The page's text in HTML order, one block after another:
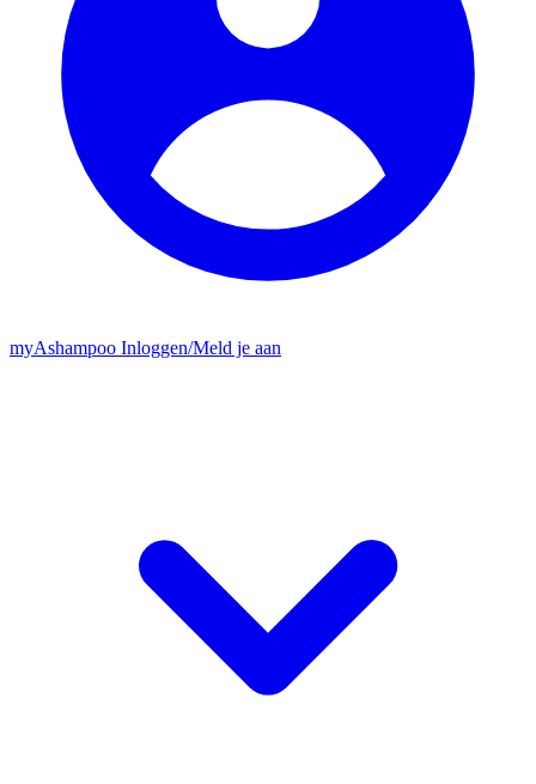
myAshampoo Inloggen/Meld je aan